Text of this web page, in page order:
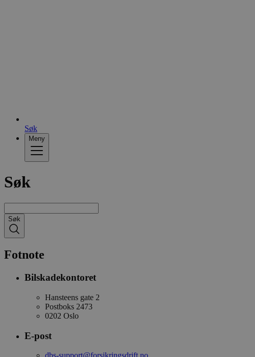
Søk
Meny
Søk
Søk
Fotnote
Bilskadekontoret
Hansteens gate 2
Postboks 2473
0202 Oslo
E-post